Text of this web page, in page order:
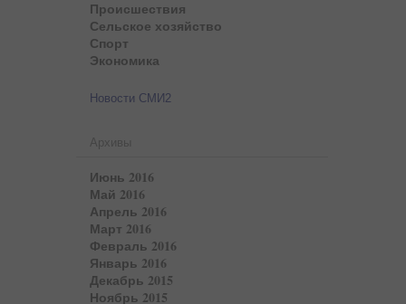
Происшествия
Сельское хозяйство
Спорт
Экономика
Новости СМИ2
Архивы
Июнь 2016
Май 2016
Апрель 2016
Март 2016
Февраль 2016
Январь 2016
Декабрь 2015
Ноябрь 2015